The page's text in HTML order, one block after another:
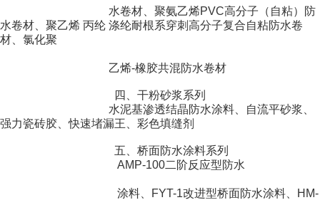
水卷材、聚氨乙烯PVC高分子（自粘）防
水卷材、聚乙烯 丙纶 涤纶耐根系穿刺高分子复合自粘防水卷
材、氯化聚
乙烯-橡胶共混防水卷材
四、干粉砂浆系列
水泥基渗透结晶防水涂料、
自流平砂浆、
强力瓷砖胶、快速堵漏王、彩色填缝剂
五、桥面防水涂料系列
AMP-100二阶反应型防水
涂料、FYT-1改进型桥面防水涂料、HM-